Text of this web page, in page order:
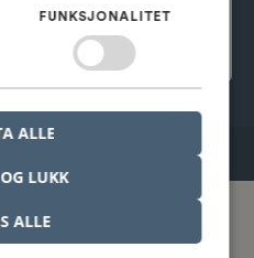
du har spørsmål om
generell oppsett.
i godt selskap!
FUNKSJONALITET
LUKK
ALLE
ALLE